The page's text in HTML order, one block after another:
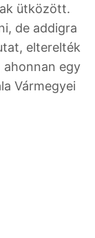
ütközött.
de addigra
elterelték
egy
Vármegyei